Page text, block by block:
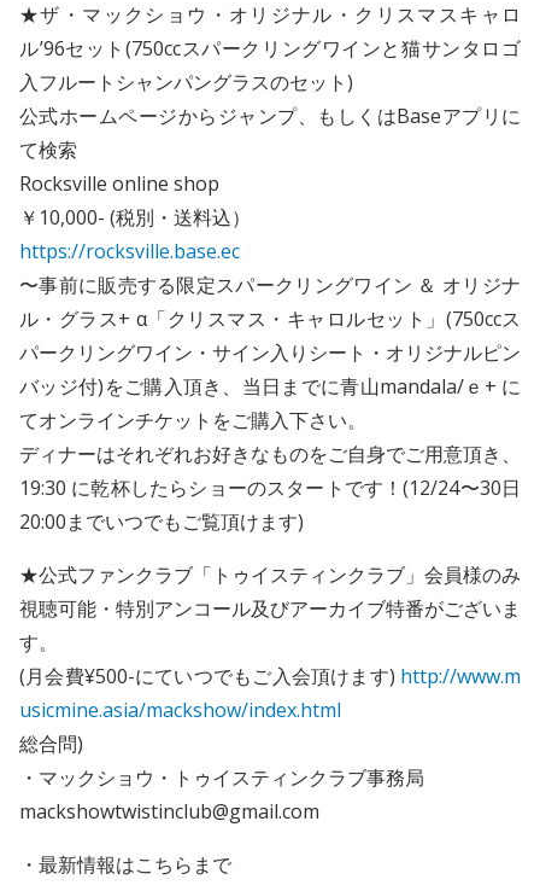
★ザ・マックショウ・オリジナル・クリスマスキャロ
ル’96セット(750ccスパークリングワインと猫サンタロゴ
入フルートシャンパングラスのセット)
公式ホームページからジャンプ、もしくはBaseアプリに
て検索
Rocksville online shop
￥10,000- (税別・送料込）
https://rocksville.base.ec
〜事前に販売する限定スパークリングワイン ＆ オリジナ
ル・グラス+ α「クリスマス・キャロルセット」(750ccス
パークリングワイン・サイン入りシート・オリジナルピン
バッジ付)をご購入頂き、当日までに青山mandala/ｅ+ に
てオンラインチケットをご購入下さい。
ディナーはそれぞれお好きなものをご自身でご用意頂き、
19:30 に乾杯したらショーのスタートです！(12/24〜30日
20:00までいつでもご覧頂けます)
★公式ファンクラブ「トゥイスティンクラブ」会員様のみ
視聴可能・特別アンコール及びアーカイブ特番がございま
す。
(月会費¥500-にていつでもご入会頂けます) http://www.m
usicmine.asia/mackshow/index.html
総合問)
・マックショウ・トゥイスティンクラブ事務局
mackshowtwistinclub@gmail.com
・最新情報はこちらまで